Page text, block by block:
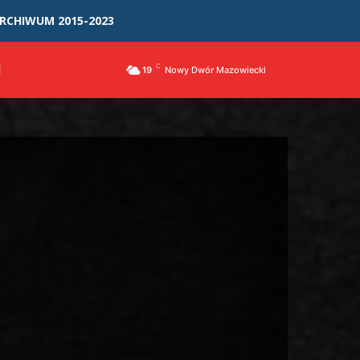
2015-2023
19 C Nowy Dwór Mazowiecki